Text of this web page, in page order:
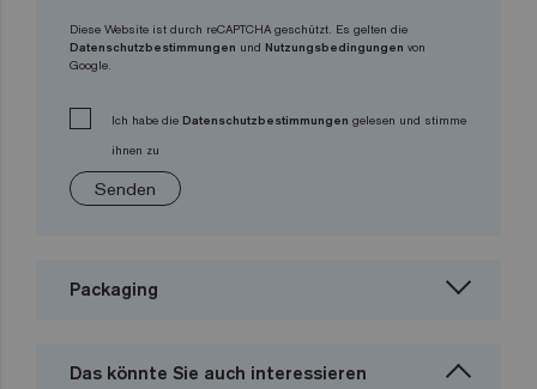
Diese Website ist durch reCAPTCHA geschützt. Es gelten die
Datenschutzbestimmungen und Nutzungsbedingungen von
Google.
Ich habe die Datenschutzbestimmungen gelesen und stimme
ihnen zu
Senden
Packaging
Das könnte Sie auch interessieren